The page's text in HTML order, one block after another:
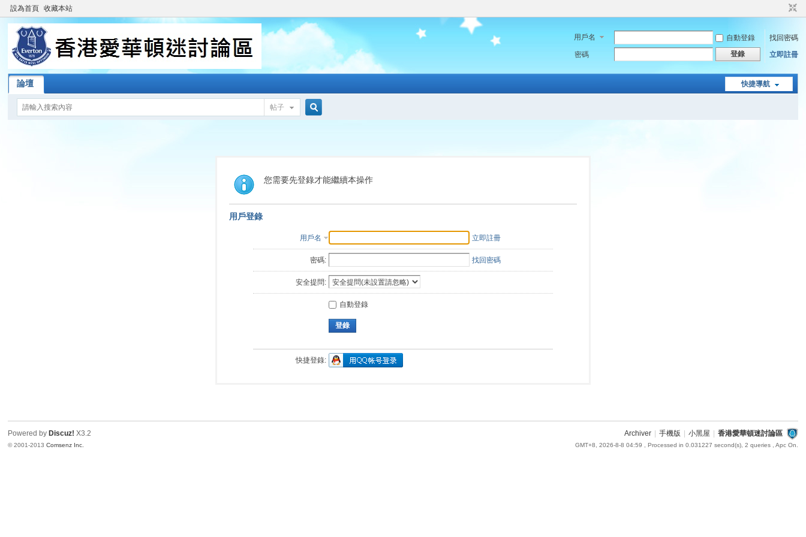
設為首頁 收藏本站
用戶名 自動登錄
找回密碼
密碼
登錄 立即註冊
快捷導航
論壇
帖子
索
您需要先登錄才能繼續本操作
用戶登錄
用戶名 立即註冊
密碼: 找回密碼
安全提問:
自動登錄
登錄
快捷登錄:
Archiver 手機版 小黑屋 香港愛華頓迷討論區
GMT+8, 2026-8-8 04:59 , Processed in 0.031227 second(s), 2 queries , Apc On.
Powered by Discuz! X3.2
© 2001-2013Comsenz Inc.